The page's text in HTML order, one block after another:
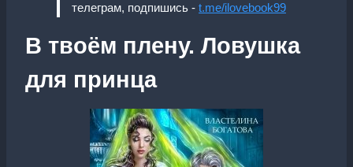
телеграм, подпишись - t.me/ilovebook99
В твоём плену. Ловушка
для принца